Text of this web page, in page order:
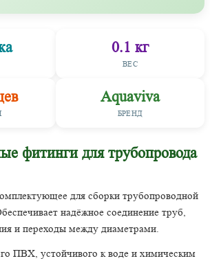
0.1 кг
ВЕС
Aquaviva
БРЕНД
фитинги для трубопровода
для сборки трубопроводной
надёжное соединение труб,
и переходы между диаметрами.
ПВХ, устойчивого к воде и химическим